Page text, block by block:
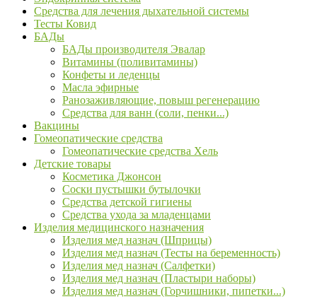
Средства для лечения дыхательной системы
Тесты Ковид
БАДы
БАДы производителя Эвалар
Витамины (поливитамины)
Конфеты и леденцы
Масла эфирные
Ранозаживляющие, повыш регенерацию
Средства для ванн (соли, пенки...)
Вакцины
Гомеопатические средства
Гомеопатические средства Хель
Детские товары
Косметика Джонсон
Соски пустышки бутылочки
Средства детской гигиены
Средства ухода за младенцами
Изделия медицинского назначения
Изделия мед назнач (Шприцы)
Изделия мед назнач (Тесты на беременность)
Изделия мед назнач (Салфетки)
Изделия мед назнач (Пластыри наборы)
Изделия мед назнач (Горчишники, пипетки...)